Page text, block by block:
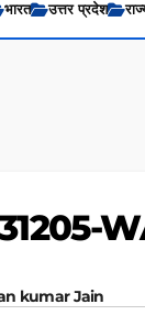
भारत उत्तर प्रदेश
kumar Jain